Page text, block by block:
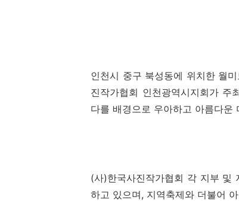
인천시 중구 북성동에 위치한 월
진작가협회 인천광역시지회가
다를 배경으로 우아하고 아름다운
(사)한국사진작가협회 각 지부 및
하고 있으며, 지역축제와 더불어